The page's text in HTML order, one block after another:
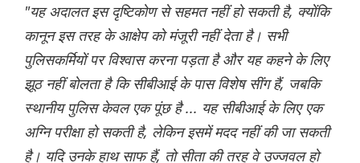
"यह अदालत इस दृष्टिकोण से सहमत नहीं हो सकती है, क्योंकि
कानून इस तरह के आक्षेप को मंजूरी नहीं देता है। सभी
पुलिसकर्मियों पर विश्वास करना पड़ता है और यह कहने के लिए
झूठ नहीं बोलता है कि सीबीआई के पास विशेष सींग हैं, जबकि
स्थानीय पुलिस केवल एक पूंछ है ... यह सीबीआई के लिए एक
अग्नि परीक्षा हो सकती है, लेकिन इसमें मदद नहीं की जा सकती
है। यदि उनके हाथ साफ हैं, तो सीता की तरह वे उज्जवल हो